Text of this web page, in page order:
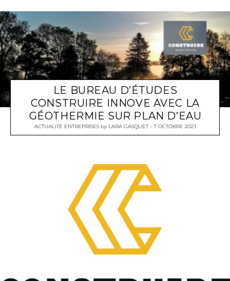
LE BUREAU D’ÉTUDES
CONSTRUIRE INNOVE AVEC LA
GÉOTHERMIE SUR PLAN D’EAU
ACTUALITÉ ENTREPRISES by LARA GASQUET 7 OCTOBRE 2021